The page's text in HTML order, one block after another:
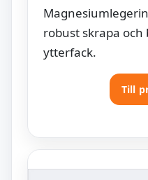
robust skrapa
ytterfack.
Till